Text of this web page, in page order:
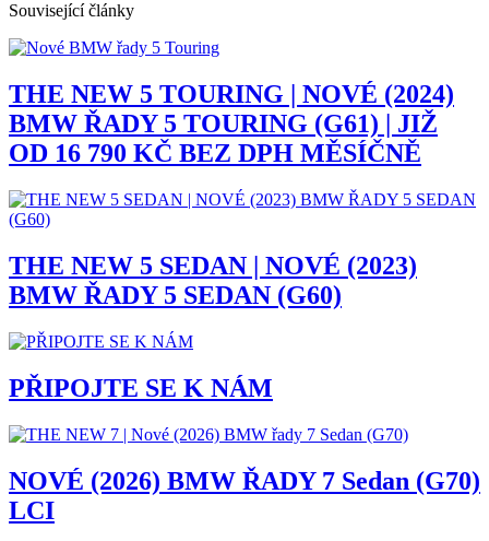
Související články
THE NEW 5 TOURING | NOVÉ (2024)
BMW ŘADY 5 TOURING (G61) | JIŽ
OD 16 790 KČ BEZ DPH MĚSÍČNĚ
THE NEW 5 SEDAN | NOVÉ (2023)
BMW ŘADY 5 SEDAN (G60)
PŘIPOJTE SE K NÁM
NOVÉ (2026) BMW ŘADY 7 Sedan (G70)
LCI